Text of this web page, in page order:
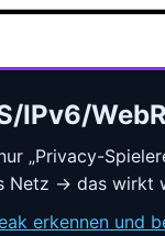
IPv6/
„Privacy-
Netz → das wirkt
erkennen und